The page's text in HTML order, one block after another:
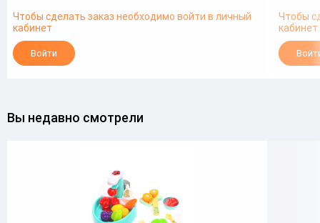
Чтобы сделать заказ необходимо войти в личный
кабинет
Войти
Чтобы
кабинет
Вы недавно смотрели